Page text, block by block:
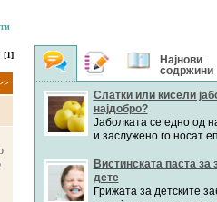
[1] Форуми Дневници
Vedrana13во 19:37
на темаRE: Вештачко
дел
Забременување
AniJoво 19:13
на тема
Забременување